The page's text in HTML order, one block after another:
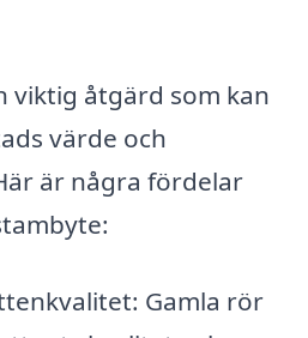
viktig åtgärd som kan
värde och
är några fördelar
Gamla rör